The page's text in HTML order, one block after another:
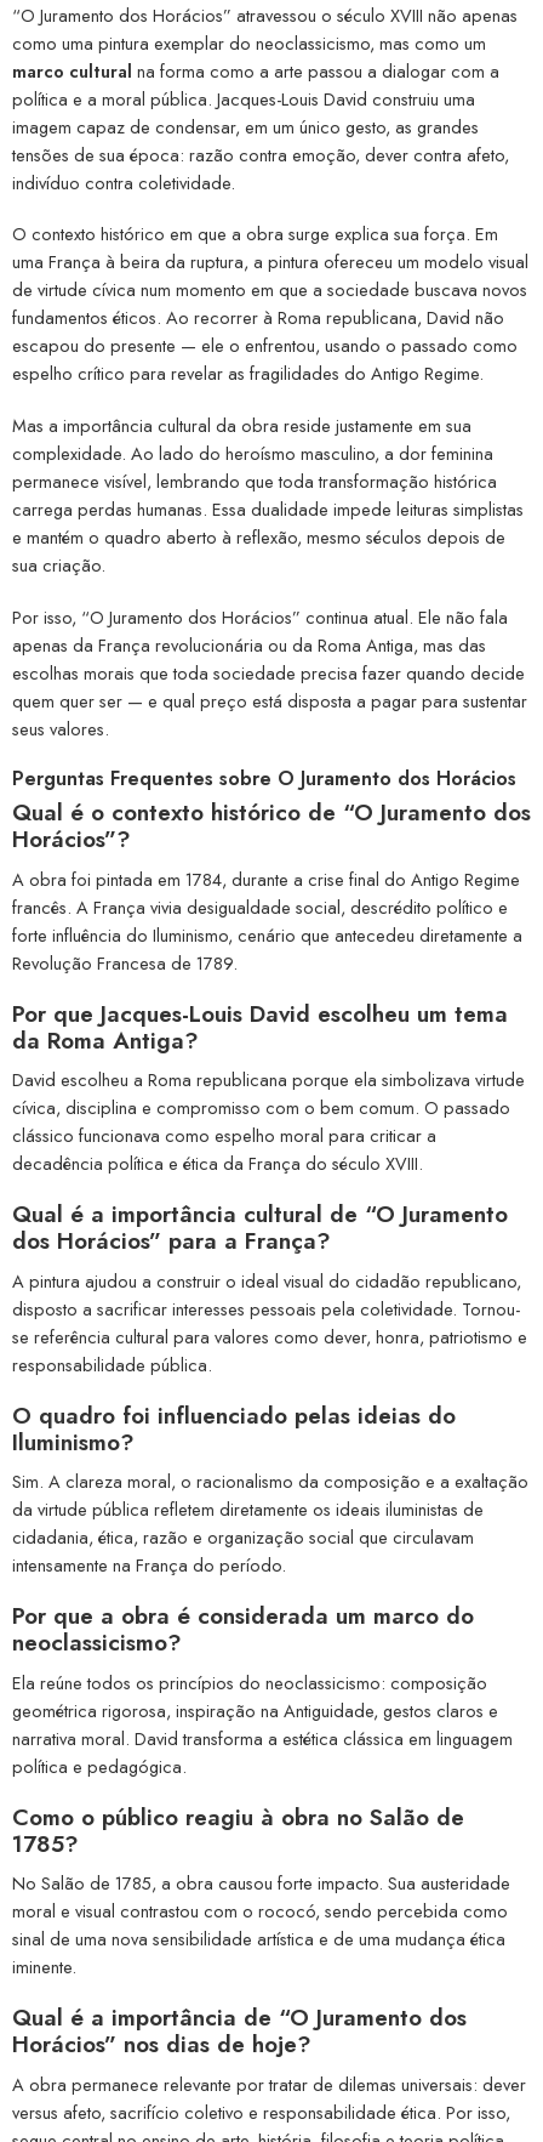
“O Juramento dos Horácios” atravessou o século XVIII não apenas
como uma pintura exemplar do neoclassicismo, mas como um
marco cultural na forma como a arte passou a dialogar com a
política e a moral pública. Jacques-Louis David construiu uma
imagem capaz de condensar, em um único gesto, as grandes
tensões de sua época: razão contra emoção, dever contra afeto,
indivíduo contra coletividade.
O contexto histórico em que a obra surge explica sua força. Em
uma França à beira da ruptura, a pintura ofereceu um modelo visual
de virtude cívica num momento em que a sociedade buscava novos
fundamentos éticos. Ao recorrer à Roma republicana, David não
escapou do presente — ele o enfrentou, usando o passado como
espelho crítico para revelar as fragilidades do Antigo Regime.
Mas a importância cultural da obra reside justamente em sua
complexidade. Ao lado do heroísmo masculino, a dor feminina
permanece visível, lembrando que toda transformação histórica
carrega perdas humanas. Essa dualidade impede leituras simplistas
e mantém o quadro aberto à reflexão, mesmo séculos depois de
sua criação.
Por isso, “O Juramento dos Horácios” continua atual. Ele não fala
apenas da França revolucionária ou da Roma Antiga, mas das
escolhas morais que toda sociedade precisa fazer quando decide
quem quer ser — e qual preço está disposta a pagar para sustentar
seus valores.
Perguntas Frequentes sobre O Juramento dos Horácios
Qual é o contexto histórico de “O Juramento dos
Horácios”?
A obra foi pintada em 1784, durante a crise final do Antigo Regime
francês. A França vivia desigualdade social, descrédito político e
forte influência do Iluminismo, cenário que antecedeu diretamente a
Revolução Francesa de 1789.
Por que Jacques-Louis David escolheu um tema
da Roma Antiga?
David escolheu a Roma republicana porque ela simbolizava virtude
cívica, disciplina e compromisso com o bem comum. O passado
clássico funcionava como espelho moral para criticar a
decadência política e ética da França do século XVIII.
Qual é a importância cultural de “O Juramento
dos Horácios” para a França?
A pintura ajudou a construir o ideal visual do cidadão republicano,
disposto a sacrificar interesses pessoais pela coletividade. Tornou-
se referência cultural para valores como dever, honra, patriotismo e
responsabilidade pública.
O quadro foi influenciado pelas ideias do
Iluminismo?
Sim. A clareza moral, o racionalismo da composição e a exaltação
da virtude pública refletem diretamente os ideais iluministas de
cidadania, ética, razão e organização social que circulavam
intensamente na França do período.
Por que a obra é considerada um marco do
neoclassicismo?
Ela reúne todos os princípios do neoclassicismo: composição
geométrica rigorosa, inspiração na Antiguidade, gestos claros e
narrativa moral. David transforma a estética clássica em linguagem
política e pedagógica.
Como o público reagiu à obra no Salão de
1785?
No Salão de 1785, a obra causou forte impacto. Sua austeridade
moral e visual contrastou com o rococó, sendo percebida como
sinal de uma nova sensibilidade artística e de uma mudança ética
iminente.
Qual é a importância de “O Juramento dos
Horácios” nos dias de hoje?
A obra permanece relevante por tratar de dilemas universais: dever
versus afeto, sacrifício coletivo e responsabilidade ética. Por isso,